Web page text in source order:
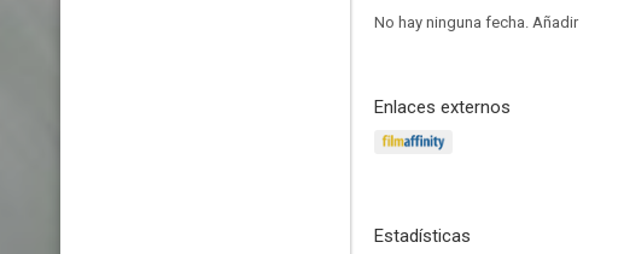
No hay ninguna fecha. Añadir
Enlaces externos
Estadísticas